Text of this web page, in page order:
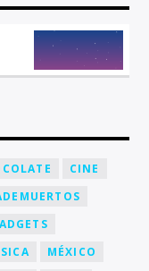
CINE
MÉXICO